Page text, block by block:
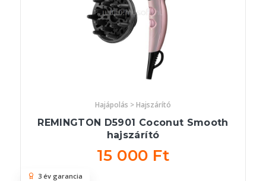
Hajápolás > Hajszárító
REMINGTON D5901 Coconut Smooth
hajszárító
15 000 Ft
3 év garancia